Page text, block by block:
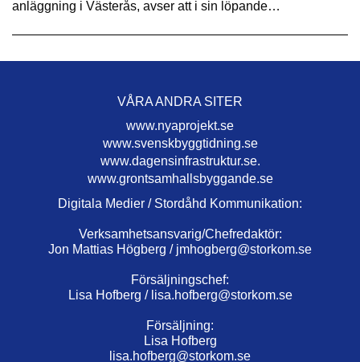
anläggning i Västerås, avser att i sin löpande…
VÅRA ANDRA SITER
www.nyaprojekt.se
www.svenskbyggtidning.se
www.dagensinfrastruktur.se.
www.grontsamhallsbyggande.se
Digitala Medier / Stordåhd Kommunikation:
Verksamhetsansvarig/Chefredaktör:
Jon Mattias Högberg / jmhogberg@storkom.se
Försäljningschef:
Lisa Hofberg / lisa.hofberg@storkom.se
Försäljning:
Lisa Hofberg
lisa.hofberg@storkom.se